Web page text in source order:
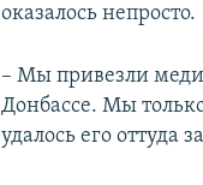
оказалось непросто.
– Мы привезли
Донбассе. Мы
удалось его оттуда